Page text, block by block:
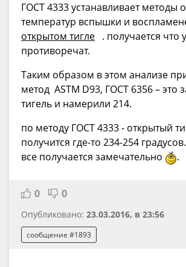
ГОСТ 4333 устанавливает методы
температур вспышки и
открытом тигле . получается что
противоречат.
Таким образом в этом анализе
метод ASTM D93, ГОСТ 6356 – это
тигель и намерили 214.
по методу ГОСТ 4333 - открытый
получится где-то 234-254
все получается замечательно
.
0 0
Опубликовано: 23.03.2016, в 23:56
сообщение #1893